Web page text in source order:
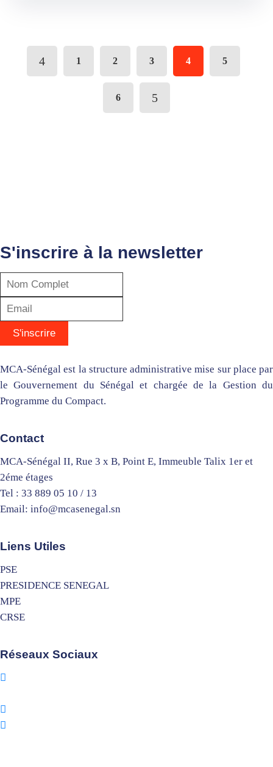
1 2 3 4 5
6
S'inscrire à la newsletter
MCA-Sénégal est la structure administrative mise sur place par
le Gouvernement du Sénégal et chargée de la Gestion du
Programme du Compact.
Contact
MCA-Sénégal II, Rue 3 x B, Point E, Immeuble Talix 1er et
2éme étages
Tel : 33 889 05 10 / 13
Email: info@mcasenegal.sn
Liens Utiles
PSE
PRESIDENCE SENEGAL
MPE
CRSE
Réseaux Sociaux